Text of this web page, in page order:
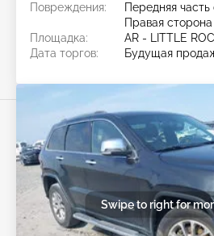
Повреждения:
Передняя
Правая сторона
Площадка:
AR - LITTLE
Дата торгов:
Будущая
Swipe to right for